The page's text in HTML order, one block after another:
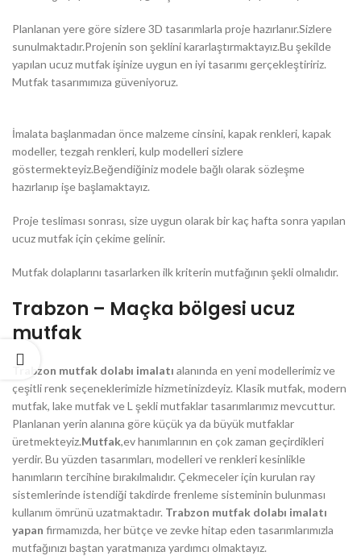
Planlanan yere göre sizlere 3D tasarımlarla proje hazırlanır.Sizlere
sunulmaktadır.Projenin son şeklini kararlaştırmaktayız.Bu şekilde
yapılan ucuz mutfak işinize uygun en iyi tasarımı gerçekleştiririz.
Mutfak tasarımımıza güveniyoruz.
İmalata başlanmadan önce malzeme cinsini, kapak renkleri, kapak
modeller, tezgah renkleri, kulp modelleri sizlere
göstermekteyiz.Beğendiğiniz modele bağlı olarak sözleşme
hazırlanıp işe başlamaktayız.
Proje tesliması sonrası, size uygun olarak bir kaç hafta sonra yapılan
ucuz mutfak için çekime gelinir.
Mutfak dolaplarını tasarlarken ilk kriterin mutfağının şekli olmalıdır.
Trabzon – Maçka bölgesi ucuz
mutfak
Trabzon mutfak dolabı imalatı alanında en yeni modellerimiz ve
çeşitli renk seçeneklerimizle hizmetinizdeyiz. Klasik mutfak, modern
mutfak, lake mutfak ve L şekli mutfaklar tasarımlarımız mevcuttur.
Planlanan yerin alanına göre küçük ya da büyük mutfaklar
üretmekteyiz.Mutfak,ev hanımlarının en çok zaman geçirdikleri
yerdir. Bu yüzden tasarımları, modelleri ve renkleri kesinlikle
hanımların tercihine bırakılmalıdır. Çekmeceler için kurulan ray
sistemlerinde istendiği takdirde frenleme sisteminin bulunması
kullanım ömrünü uzatmaktadır. Trabzon mutfak dolabı imalatı
yapan firmamızda, her bütçe ve zevke hitap eden tasarımlarımızla
mutfağınızı baştan yaratmanıza yardımcı olmaktayız.